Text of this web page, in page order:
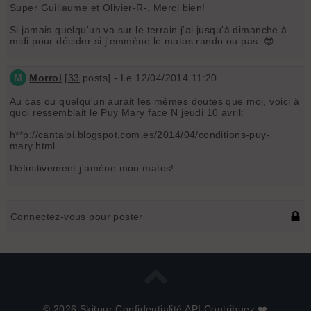
Super Guillaume et Olivier-R-. Merci bien!
Si jamais quelqu'un va sur le terrain j'ai jusqu'à dimanche à
midi pour décider si j'emmène le matos rando ou pas. 😎
M Morroi [33 posts] - Le 12/04/2014 11:20
Au cas ou quelqu'un aurait les mêmes doutes que moi, voici à
quoi ressemblait le Puy Mary face N jeudi 10 avril:
h**p://cantalpi.blogspot.com.es/2014/04/conditions-puy-
mary.html
Définitivement j'amène mon matos!
Connectez-vous pour poster